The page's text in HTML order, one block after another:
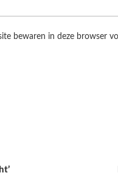
bewaren in deze browser